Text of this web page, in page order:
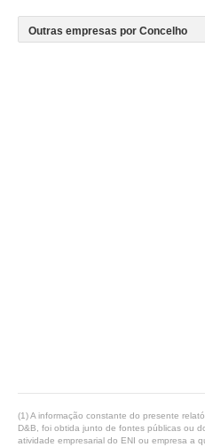
(1) A informação constante do presente
D&B, foi obtida junto de fontes públicas ou
atividade empresarial do ENI ou empresa a